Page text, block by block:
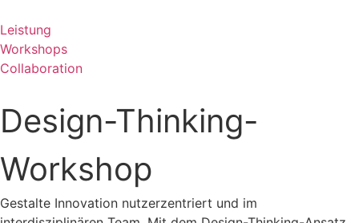
Leistung
Workshops
Collaboration
Design-Thinking-
Workshop
Gestalte Innovation nutzerzentriert und im